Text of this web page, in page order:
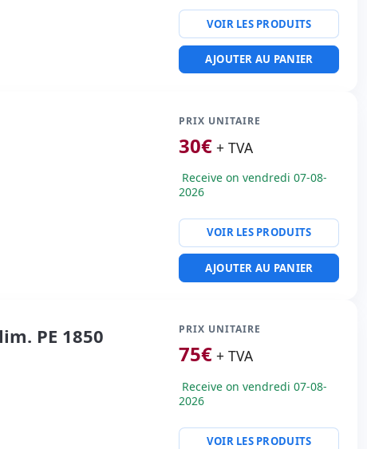
VOIR LES PRODUITS
AJOUTER AU PANIER
PRIX UNITAIRE
30€ + TVA
Receive on vendredi 07-08-
2026
VOIR LES PRODUITS
AJOUTER AU PANIER
PE 1850
PRIX UNITAIRE
75€ + TVA
Receive on vendredi 07-08-
2026
VOIR LES PRODUITS